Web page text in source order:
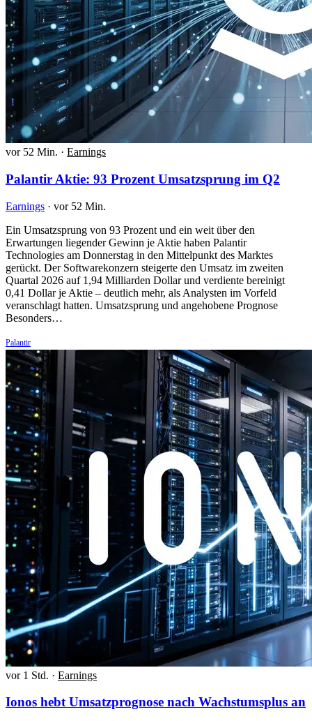
vor 52 Min. · Earnings
Palantir Aktie: 93 Prozent Umsatzsprung im Q2
Earnings · vor 52 Min.
Ein Umsatzsprung von 93 Prozent und ein weit über den
Erwartungen liegender Gewinn je Aktie haben Palantir
Technologies am Donnerstag in den Mittelpunkt des Marktes
gerückt. Der Softwarekonzern steigerte den Umsatz im zweiten
Quartal 2026 auf 1,94 Milliarden Dollar und verdiente bereinigt
0,41 Dollar je Aktie – deutlich mehr, als Analysten im Vorfeld
veranschlagt hatten. Umsatzsprung und angehobene Prognose
Besonders…
Palantir
vor 1 Std. · Earnings
Ionos hebt Umsatzprognose nach Wachstumsplus an